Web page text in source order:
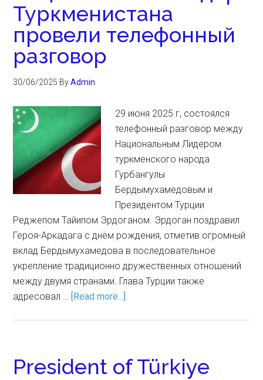
Туркменистана
провели телефонный
разговор
30/06/2025 ByAdmin
29 июня 2025 г, состоялся
телефонный разговор между
Национальным Лидером
туркменского народа
Гурбангулы
Бердымухамедовым и
Президентом Турции
Реджепом Тайипом Эрдоганом. Эрдоган поздравил
Героя-Аркадага с днём рождения, отметив огромный
вклад Бердымухамедова в последовательное
укрепление традиционно дружественных отношений
между двумя странами. Глава Турции также
адресовал … [Read more...]
President of Türkiye